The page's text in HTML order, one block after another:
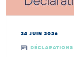
24 JUIN 2026
DÉCLARATIONS